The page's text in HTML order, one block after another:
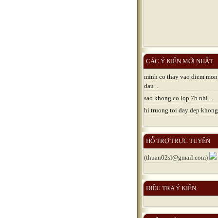
CÁC Ý KIẾN MỚI NHẤT
minh co thay vao diem mon
dau ...
sao khong co lop 7b nhi ...
hi truong toi day dep khong
HỖ TRỢ TRỰC TUYẾN
(thuan02sl@gmail.com)
ĐIỀU TRA Ý KIẾN